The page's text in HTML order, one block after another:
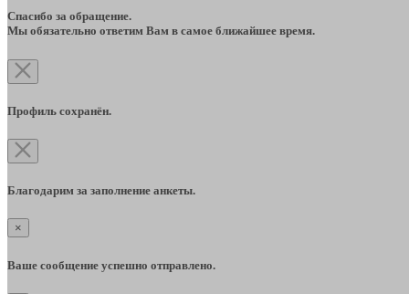
Спасибо за обращение.
Мы обязательно ответим Вам в самое ближайшее время.
Профиль сохранён.
Благодарим за заполнение анкеты.
×
Ваше сообщение успешно отправлено.